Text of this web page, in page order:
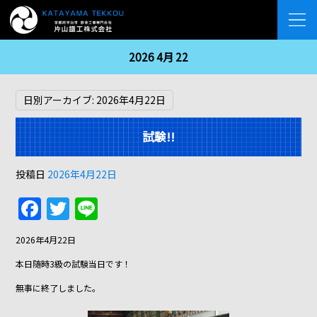
2026 4月 22
日別アーカイブ: 2026年4月22日
試験!!
投稿日 2026年4月22日
F
a
c
e
b
T
w
itt
er
e
2026年4月22日
本日随時3級の試験当日です！
無事に終了しました。